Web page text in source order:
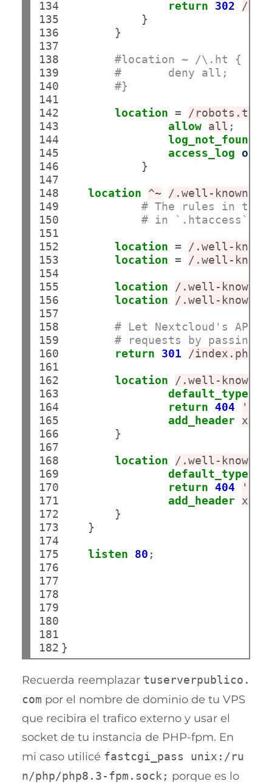
134
135
136
137
138
139
140
141
142
143
144
145
146
147
148
149
150
151
152
153
154
155
156
157
158
159
160
161
162
163
164
165
166
167
168
169
170
171
172
173
174
175
176
177
178
179
180
181
182
return
302
/
            }
        }
#location ~ /\.ht {
#       deny all;
#}
location = /robots.txt
allow all ;
log_not_found
access_log off
            }
location ^~ /.well-known
# The rules in this
# in `.htaccess`
location = /.well-
location = /.well-
location
/.well-known/
location
/.well-known/
# Let Nextcloud's API
# requests by passing
return
301 /index.php
location
/.well-known/
default_type
return 404 '
add_header x-
        }
location
/.well-known/
default_type
return 404 '
add_header x-
        }
    }
listen 80 ;
Recuerda reemplazar tuserverpublico.
com por el nombre de dominio de tu VPS
que recibira el trafico externo y usar el
socket de tu instancia de PHP-fpm. En
mi caso utilicé fastcgi_pass unix:/ru
n/php/php8.3-fpm.sock; porque es lo